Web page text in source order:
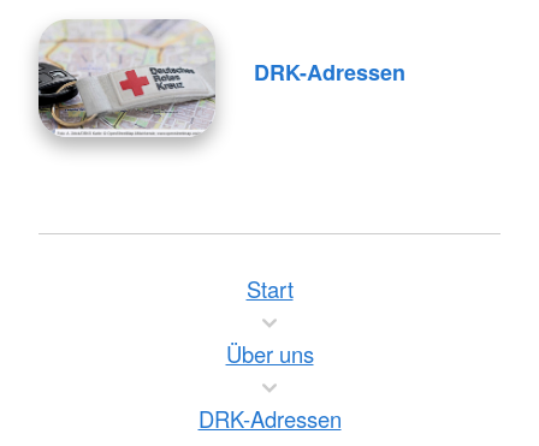
DRK-Adressen
Start
Über uns
DRK-Adressen